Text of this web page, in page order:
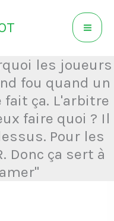
les joueurs
fou quand un
fait ça. L'arbitre
faire quoi ? Il
Pour les
Donc ça sert à